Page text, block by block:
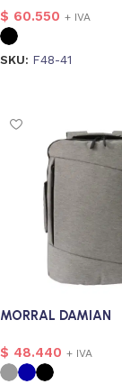
$ 60.550 + IVA
SKU: F48-41
MORRAL DAMIAN
$ 48.440 + IVA